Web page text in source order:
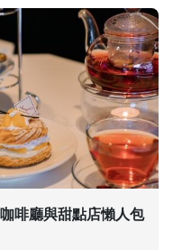
啡廳與甜點店懶人包